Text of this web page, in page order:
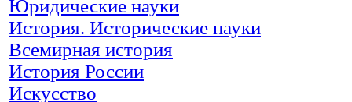
Юридические науки
История. Исторические науки
Всемирная история
История России
Искусство